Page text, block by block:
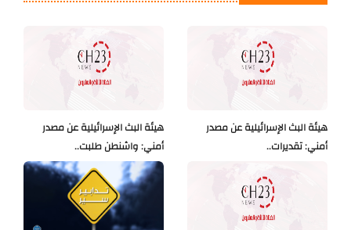
هيئة البث الإسرائيلية عن مصدر
أمني: واشنطن طلبت..
هيئة البث الإسرائيلية عن مصدر
أمني: تقديرات..